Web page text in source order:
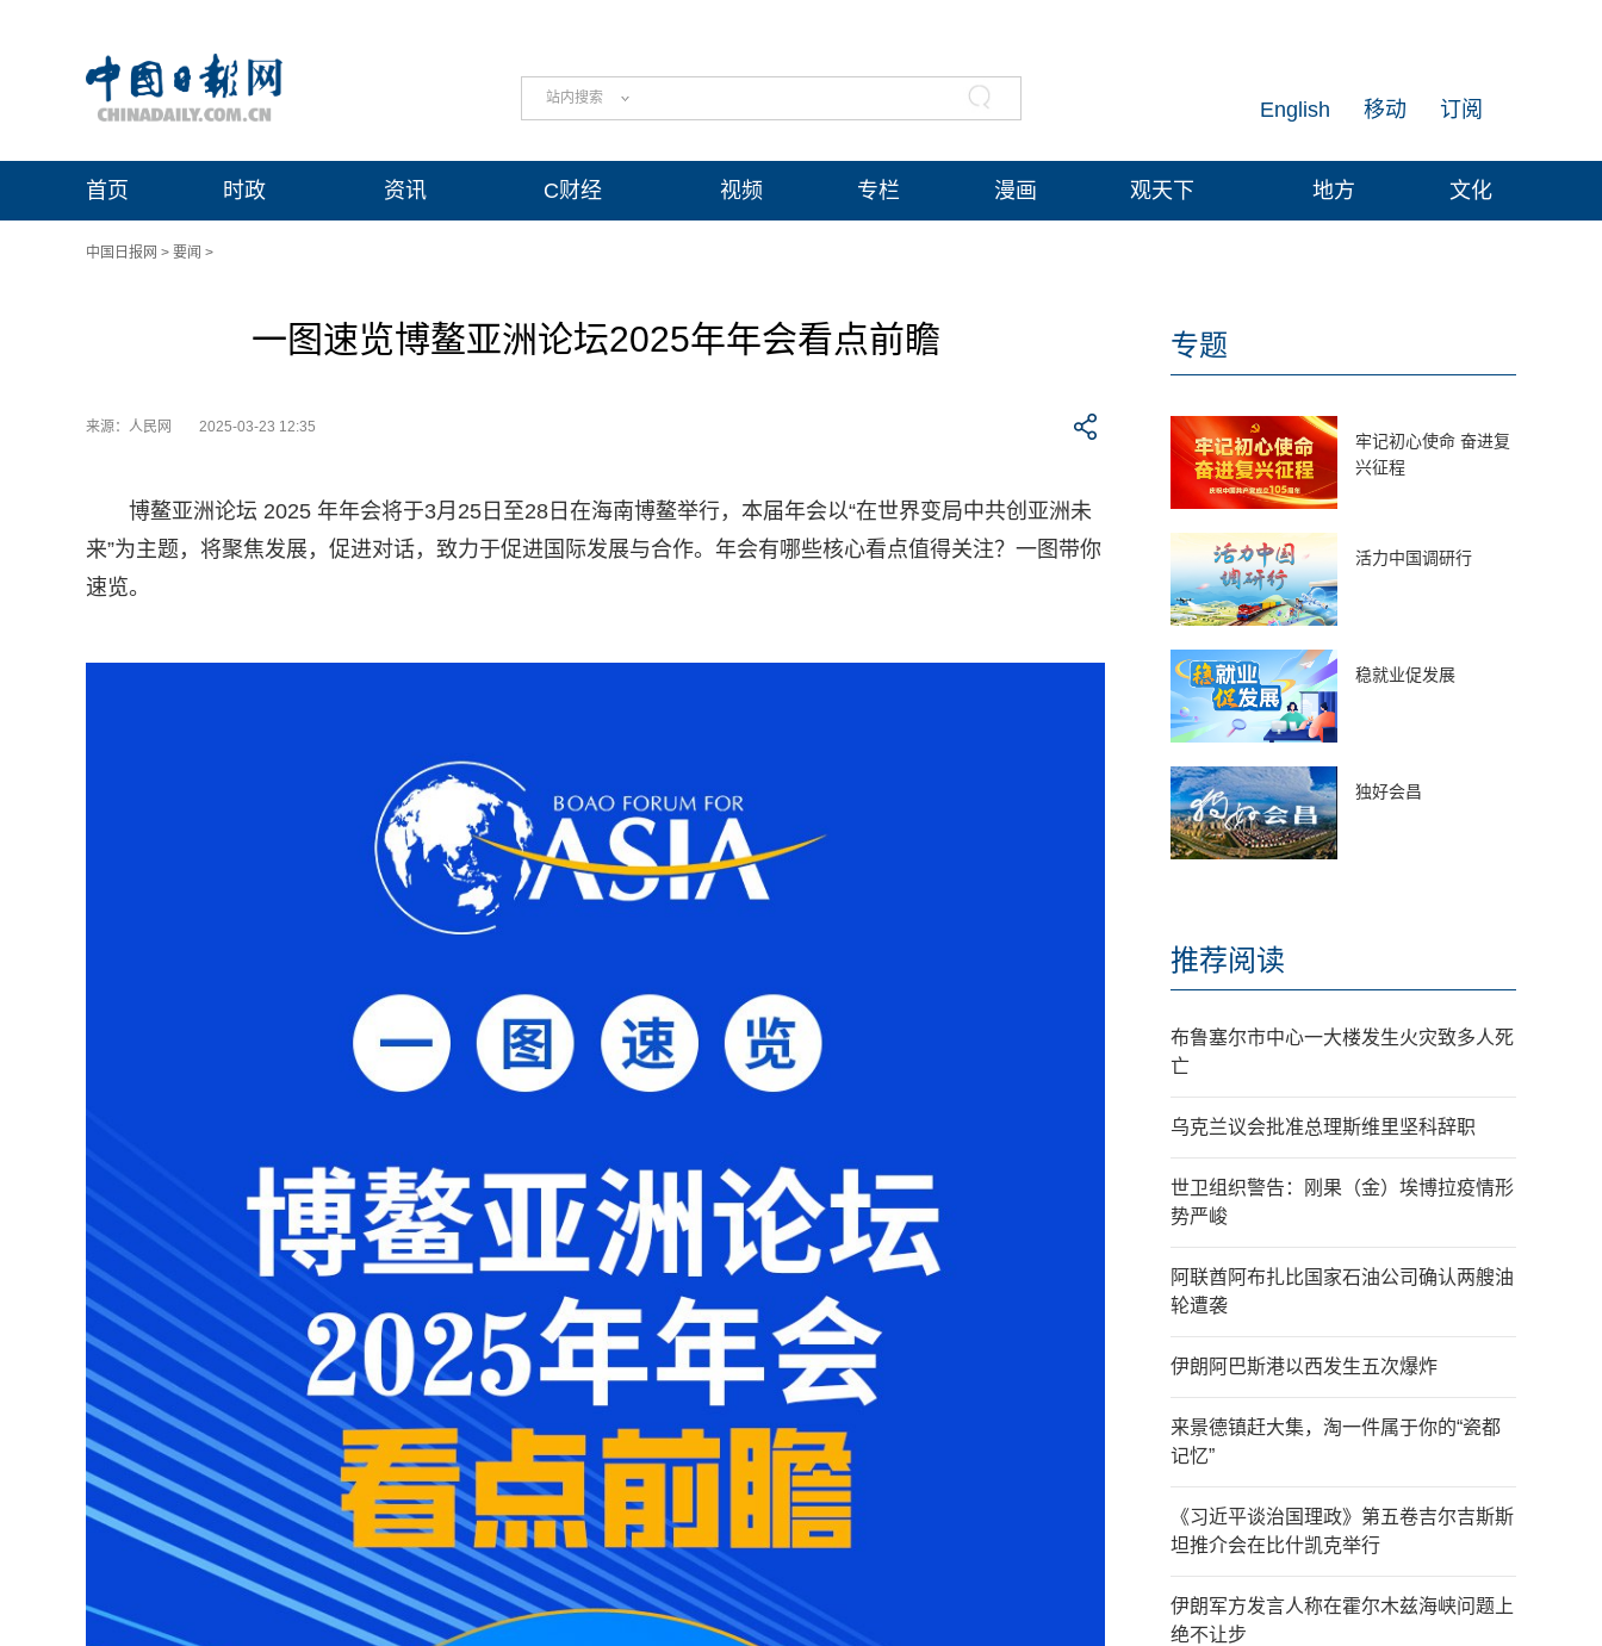
站内搜索 订阅
移动
English
首页 时政 资讯 C财经 视频 专栏 漫画 观天下 地方 文化
中国日报网 > 要闻 >
一图速览博鳌亚洲论坛2025年年会看点前瞻
来源：人民网 2025-03-23 12:35
博鳌亚洲论坛 2025 年年会将于3月25日至28日在海南博鳌举行，本届年会以“在世界变局中共创亚洲未
来”为主题，将聚焦发展，促进对话，致力于促进国际发展与合作。年会有哪些核心看点值得关注？一图带你
速览。
专题
牢记初心使命 奋进复
兴征程
活力中国调研行
稳就业促发展
独好会昌
推荐阅读
布鲁塞尔市中心一大楼发生火灾致多人死
亡
乌克兰议会批准总理斯维里坚科辞职
世卫组织警告：刚果（金）埃博拉疫情形
势严峻
阿联酋阿布扎比国家石油公司确认两艘油
轮遭袭
伊朗阿巴斯港以西发生五次爆炸
来景德镇赶大集，淘一件属于你的“瓷都
记忆”
《习近平谈治国理政》第五卷吉尔吉斯斯
坦推介会在比什凯克举行
伊朗军方发言人称在霍尔木兹海峡问题上
绝不让步